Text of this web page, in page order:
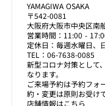
YAMAGIWA OSAKA
〒542-0081
大阪府大阪市中央区南
営業時間：11:00 -
定休日：毎週水曜日、
TEL：06-7638-0085
新型コロナ対策として
なります。
ご来場予約は予約フォ
約・変更は原則お受け
店舗情報はこちら